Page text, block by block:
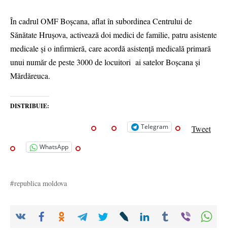
În cadrul OMF Boșcana, aflat în subordinea Centrului de
Sănătate Hrușova, activează doi medici de familie, patru asistente
medicale și o infirmieră, care acordă asistență medicală primară
unui număr de peste 3000 de locuitori ai satelor Boșcana și
Mărdăreuca.
DISTRIBUIE:
Telegram Tweet
WhatsApp
republica moldova